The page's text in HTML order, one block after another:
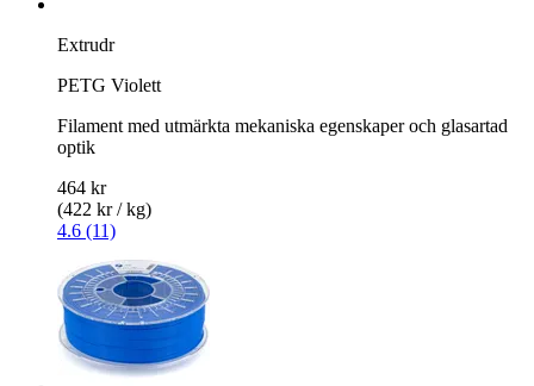
Extrudr
PETG Violett
Filament med utmärkta mekaniska egenskaper och glasartad
optik
464 kr
(422 kr / kg)
4.6 (11)